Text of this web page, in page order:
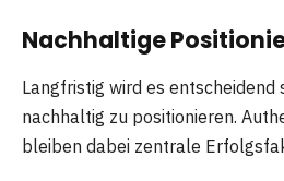
Nachhaltige
Langfristig wird es entscheidend
nachhaltig zu positionieren.
bleiben dabei zentrale